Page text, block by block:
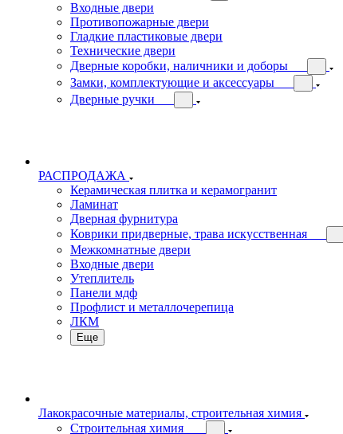
Входные двери
Противопожарные двери
Гладкие пластиковые двери
Технические двери
Дверные коробки, наличники и доборы
Замки, комплектующие и аксессуары
Дверные ручки
РАСПРОДАЖА
Керамическая плитка и керамогранит
Ламинат
Дверная фурнитура
Коврики придверные, трава искусственная
Межкомнатные двери
Входные двери
Утеплитель
Панели мдф
Профлист и металлочерепица
ЛКМ
Еще
Лакокрасочные материалы, строительная химия
Строительная химия